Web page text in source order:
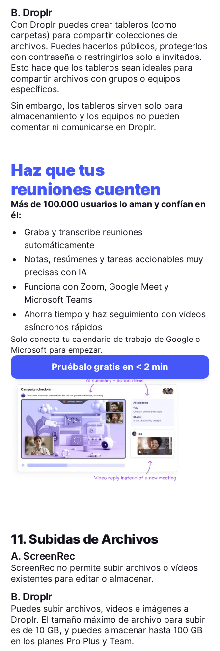
B. Droplr
Con Droplr puedes crear tableros (como
carpetas) para compartir colecciones de
archivos. Puedes hacerlos públicos, protegerlos
con contraseña o restringirlos solo a invitados.
Esto hace que los tableros sean ideales para
compartir archivos con grupos o equipos
específicos.
Sin embargo, los tableros sirven solo para
almacenamiento y los equipos no pueden
comentar ni comunicarse en Droplr.
Haz que tus
reuniones cuenten
Más de 100.000 usuarios lo aman y confían en
él:
Graba y transcribe reuniones
automáticamente
Notas, resúmenes y tareas accionables muy
precisas con IA
Funciona con Zoom, Google Meet y
Microsoft Teams
Ahorra tiempo y haz seguimiento con vídeos
asíncronos rápidos
Solo conecta tu calendario de trabajo de Google o
Microsoft para empezar.
Pruébalo gratis en < 2 min
11. Subidas de Archivos
A. ScreenRec
ScreenRec no permite subir archivos o vídeos
existentes para editar o almacenar.
B. Droplr
Puedes subir archivos, vídeos e imágenes a
Droplr. El tamaño máximo de archivo para subir
es de 10 GB, y puedes almacenar hasta 100 GB
en los planes Pro Plus y Team.